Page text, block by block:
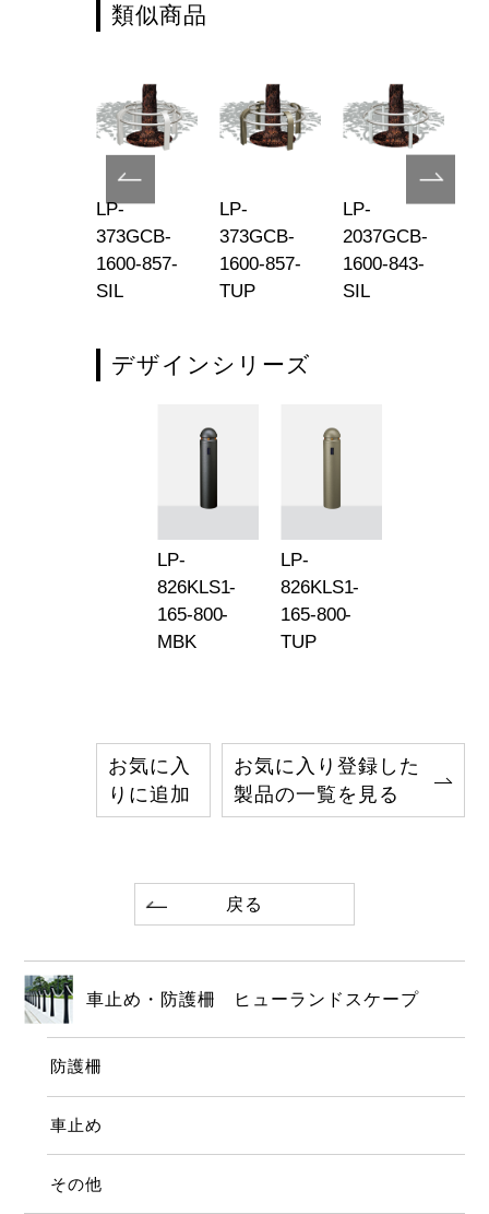
類似商品
LP-
373GCB-
1600-857-
SIL
LP-
373GCB-
1600-857-
TUP
LP-
2037GCB-
1600-843-
SIL
デザインシリーズ
LP-
826KLS1-
165-800-
MBK
LP-
826KLS1-
165-800-
TUP
お気に入
りに追加
お気に入り登録した
製品の一覧を見る
戻る
車止め・防護柵 ヒューランドスケープ
防護柵
車止め
その他